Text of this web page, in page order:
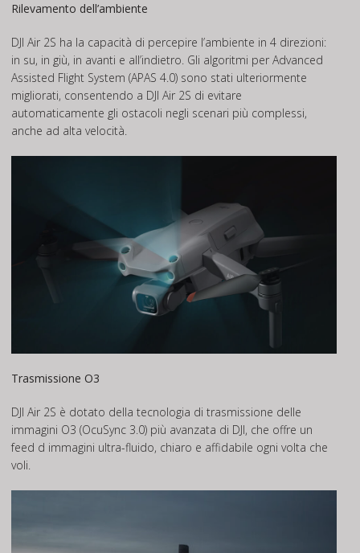
Rilevamento dell’ambiente
DJI Air 2S ha la capacità di percepire l’ambiente in 4 direzioni:
in su, in giù, in avanti e all’indietro. Gli algoritmi per Advanced
Assisted Flight System (APAS 4.0) sono stati ulteriormente
migliorati, consentendo a DJI Air 2S di evitare
automaticamente gli ostacoli negli scenari più complessi,
anche ad alta velocità.
Trasmissione O3
DJI Air 2S è dotato della tecnologia di trasmissione delle
immagini O3 (OcuSync 3.0) più avanzata di DJI, che offre un
feed d immagini ultra-fluido, chiaro e affidabile ogni volta che
voli.